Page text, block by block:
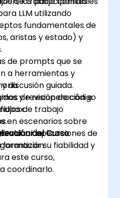
LLM utilizando
fundamentales de
aristas y estado) y
de prompts que se
a herramientas y
de recuperación e
de trabajo
evaluar aplicaciones de
su fiabilidad y
discusión guiada.
y revisión de código
en escenarios sobre
del Curso
formación
este curso,
coordinarlo.